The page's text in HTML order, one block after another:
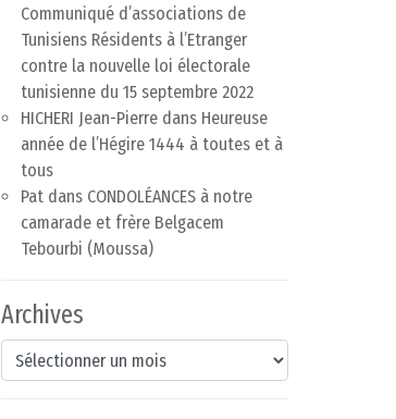
Communiqué d’associations de
Tunisiens Résidents à l’Etranger
contre la nouvelle loi électorale
tunisienne du 15 septembre 2022
HICHERI Jean-Pierre dans Heureuse
année de l’Hégire 1444 à toutes et à
tous
Pat dans CONDOLÉANCES à notre
camarade et frère Belgacem
Tebourbi (Moussa)
Archives
Archives